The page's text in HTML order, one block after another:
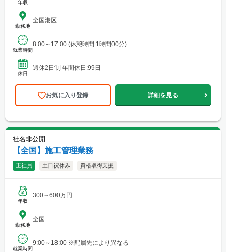
年収
勤務地
全国港区
就業時間
8:00～17:00 (休憩時間 1時間00分)
休日
週休2日制 年間休日:99日
お気に入り登録 詳細を見る
社名非公開
【全国】施工管理業務
正社員 土日祝休み 資格取得支援
年収
300～600万円
勤務地
全国
就業時間
9:00～18:00 ※配属先により異なる